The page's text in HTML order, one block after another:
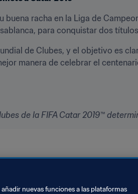
buena racha en la Liga de
para conquistar dos
de Clubes, y el objetivo es
manera de celebrar el
de la FIFA Catar 2019™
nuevas funciones a las plataformas